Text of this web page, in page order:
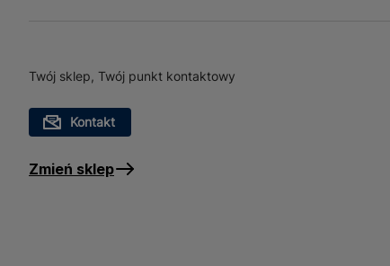
swojej uniwersalności
codziennym życiu.
Twój sklep, Twój punkt kontaktowy
Kontakt
Zmień sklep